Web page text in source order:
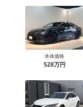
本体価格
528万円